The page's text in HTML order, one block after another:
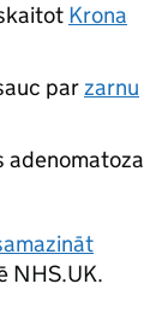
Krona
parzarnu
adenomatoza
NHS.UK.